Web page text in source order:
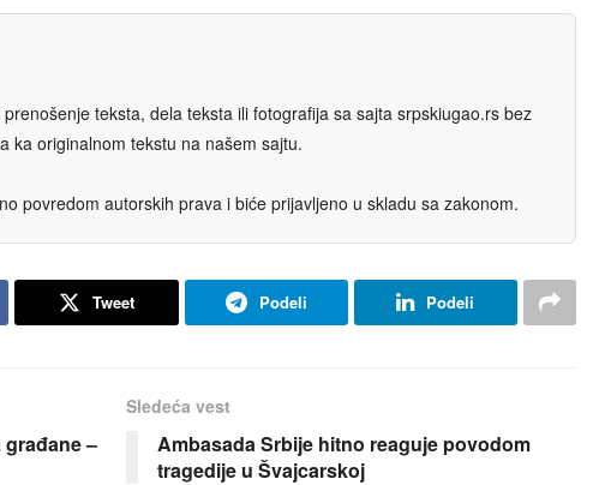
teksta, dela teksta ili fotografija sa sajta srpskiugao.rs bez
ka originalnom tekstu na našem sajtu.
povredom autorskih prava i biće prijavljeno u skladu sa zakonom.
Tweet Podeli Podeli
–
Sledeća vest
Ambasada Srbije hitno reaguje povodom
tragedije u Švajcarskoj